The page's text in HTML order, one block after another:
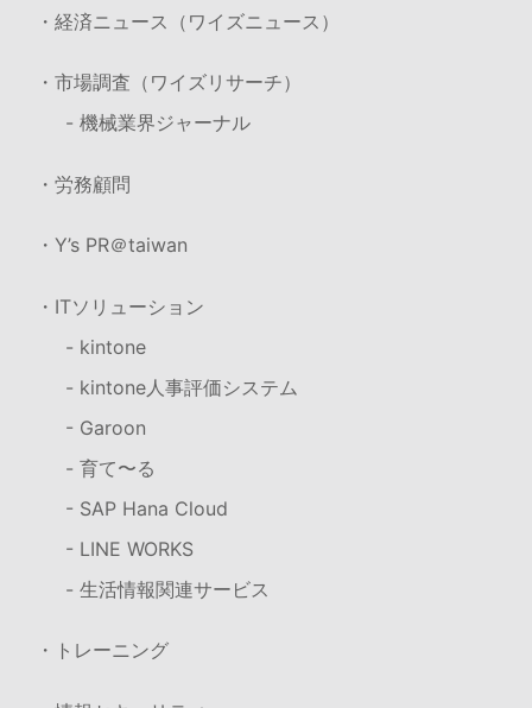
・経済ニュース（ワイズニュース）
・市場調査（ワイズリサーチ）
- 機械業界ジャーナル
・労務顧問
・Y’s PR＠taiwan
・ITソリューション
- kintone
- kintone人事評価システム
- Garoon
- 育て〜る
- SAP Hana Cloud
- LINE WORKS
- 生活情報関連サービス
・トレーニング